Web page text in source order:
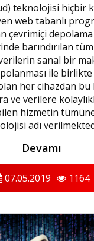
teknolojisi hiçbir
web tabanlı
çevrimiçi
barındırılan
sanal bir
ile
her cihazdan
ve verilere
hizmetin
adı
Devamı
07.05.2019 1164